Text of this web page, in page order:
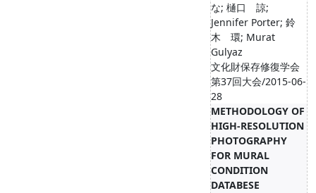
な; 樋口 諒;
Jennifer Porter; 鈴
木 環; Murat
Gulyaz
文化財保存修復学会
第37回大会/2015-06-
28
METHODOLOGY OF
HIGH-RESOLUTION
PHOTOGRAPHY
FOR MURAL
CONDITION
DATABESE